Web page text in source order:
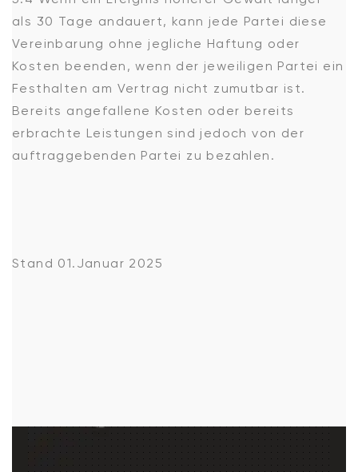
als 30 Tage andauert, kann jede Partei diese
Vereinbarung ohne jegliche Haftung oder
Kosten beenden, wenn der jeweiligen Partei ein
Festhalten am Vertrag nicht zumutbar ist.
Bereits angefallene Kosten oder bereits
erbrachte Leistungen sind jedoch von der
auftraggebenden Partei zu bezahlen.
Stand 01.Januar 2025